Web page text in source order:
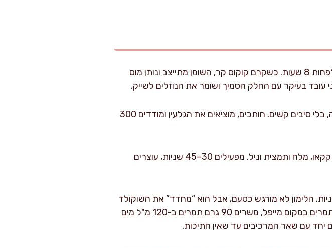
מקררים מראש את קרם הקוקוס: מניחים את הפחית במקרר לפחות 8 שעות. כשקרם קוקוס קר, השומן מתייצב ונותן מוס
בעיקר עם החלק הסמיך ושומר את הנוזלים לשייק.
בודקים בשלות של האבוקדו: הוא צריך להיות רך בלחיצה קלה, בלי סיבים קשים. חותכים, מוציאים את הגלעין ומודדים 300
טוחנים בסיס מוס: במעבד מזון או בבלנדר חזק שמים אבוקדו, קקאו, מלח ותמצית וניל. מפעילים 30–45 שניות, עוצרים
ומאזנים: מוסיפים מייפל ומיץ לימון וטוחנים עוד 20 שניות. הלימון לא מורגש כטעם, אבל הוא “מחדד” את השוקולד
ומקטין את הסיכוי לטעם אבוקדו מודגש מדי. אם משתמשים בתמרים במקום מייפל, משרים 90 גרם תמרים ב-120 מ"ל מים